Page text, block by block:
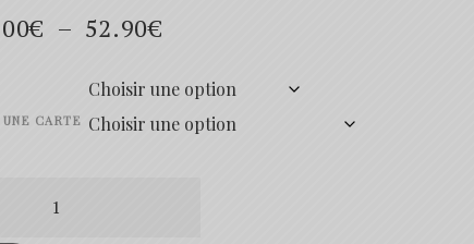
€ – 52.90€
prix :
CARTE